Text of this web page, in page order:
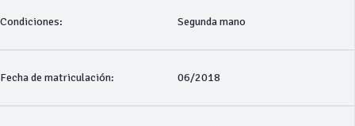
Condiciones: Segunda mano
Fecha de matriculación: 06/2018